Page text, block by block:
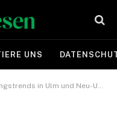
UNS
Eigentümer immer häufiger auf ganzheitliche Renovierungskonzepte setzen